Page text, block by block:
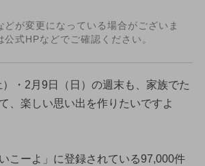
どが変更になっている場合がございま
式HPなどでご確認ください。
・2月9日（日）の週末も、家族でた
、楽しい思い出を作りたいですよ
こーよ」に登録されている97,000件